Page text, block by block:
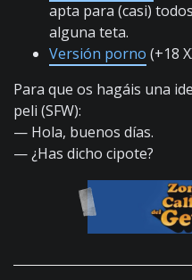
apta para (casi)
alguna teta.
Versión porno (+18
Para que os hagáis una
peli (SFW):
— Hola, buenos días.
— ¿Has dicho cipote?